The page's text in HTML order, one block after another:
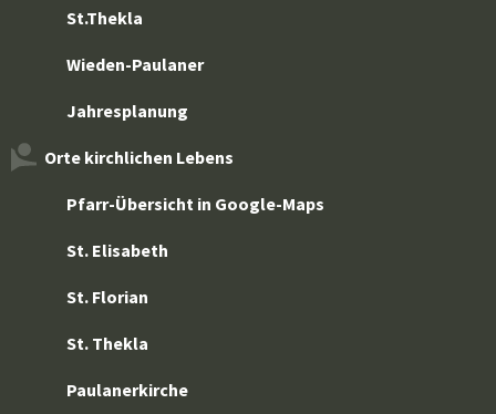
St.Thekla
Wieden-Paulaner
Jahresplanung
Orte kirchlichen Lebens
Pfarr-Übersicht in Google-Maps
St. Elisabeth
St. Florian
St. Thekla
Paulanerkirche